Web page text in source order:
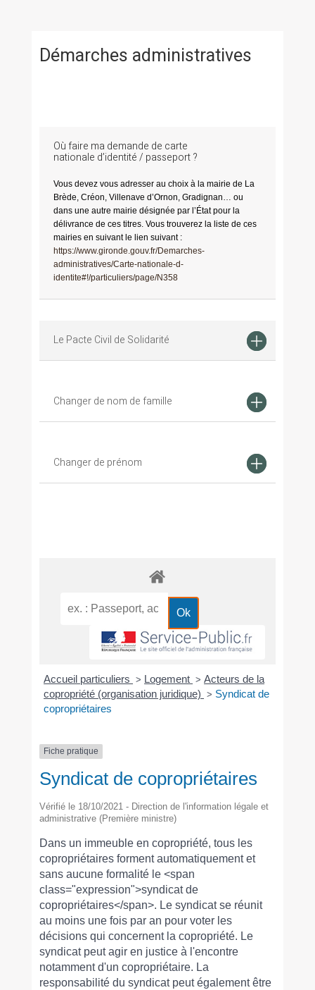
Démarches administratives
Où faire ma demande de carte
nationale d’identité / passeport ?
Vous devez vous adresser au choix à la mairie de La
Brède, Créon, Villenave d’Ornon, Gradignan… ou
dans une autre mairie désignée par l’État pour la
délivrance de ces titres. Vous trouverez la liste de ces
mairies en suivant le lien suivant :
https://www.gironde.gouv.fr/Demarches-
administratives/Carte-nationale-d-
identite#!/particuliers/page/N358
Le Pacte Civil de Solidarité
Changer de nom de famille
Changer de prénom
Accueil particuliers > Logement > Acteurs de la
copropriété (organisation juridique) > Syndicat de
copropriétaires
Fiche pratique
Syndicat de copropriétaires
Vérifié le 18/10/2021 - Direction de l'information légale et
administrative (Première ministre)
Dans un immeuble en copropriété, tous les
copropriétaires forment automatiquement et
sans aucune formalité le <span
class="expression">syndicat de
copropriétaires</span>. Le syndicat se réunit
au moins une fois par an pour voter les
décisions qui concernent la copropriété. Le
syndicat peut agir en justice à l'encontre
notamment d'un copropriétaire. La
responsabilité du syndicat peut également être